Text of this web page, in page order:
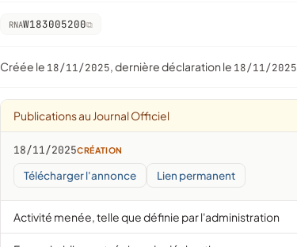
RNAW183005200
Créée le 18/11/2025, dernière déclaration le 18/11/2025
Publications au Journal Officiel
18/11/2025CRÉATION
Télécharger l'annonce Lien permanent
Activité menée, telle que définie par l'administration